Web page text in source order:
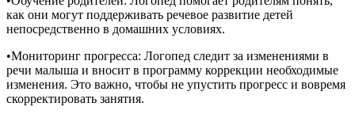
как они могут поддерживать речевое развитие детей
непосредственно в домашних условиях.
•Мониторинг прогресса: Логопед следит за изменениями в
речи малыша и вносит в программу коррекции необходимые
изменения. Это важно, чтобы не упустить прогресс и вовремя
скорректировать занятия.